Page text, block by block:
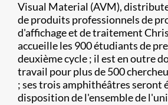
Visual Material (AVM),
de produits professionnels de
d'affichage et de traitement
accueille les 900 étudiants de
deuxième cycle ; il est en outre
travail pour plus de 500
; ses trois amphithéâtres seront
disposition de l'ensemble de